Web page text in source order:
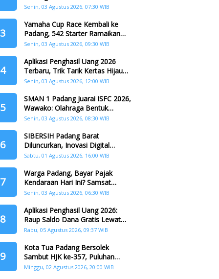
Padang
Senin, 03 Agustus 2026, 07:30 WIB
3
Yamaha Cup Race Kembali ke
Padang, 542 Starter Ramaikan
Seri II HJK ke-357
Senin, 03 Agustus 2026, 09:30 WIB
4
Aplikasi Penghasil Uang 2026
Terbaru, Trik Tarik Kertas Hijau
Crazy Food Tanpa Penggandaan
Senin, 03 Agustus 2026, 12:00 WIB
5
SMAN 1 Padang Juarai ISFC 2026,
Wawako: Olahraga Bentuk
Karakter Generasi Muda
Senin, 03 Agustus 2026, 08:30 WIB
6
SIBERSIH Padang Barat
Diluncurkan, Inovasi Digital
Perkuat Kolaborasi Warga dan
Sabtu, 01 Agustus 2026, 16:00 WIB
7
Warga Padang, Bayar Pajak
Kendaraan Hari Ini? Samsat
Keliling Hadir di Padang Barat dan
Senin, 03 Agustus 2026, 06:30 WIB
8
Aplikasi Penghasil Uang 2026:
Raup Saldo Dana Gratis Lewat
Nonton Drama, Ini Caranya!
Rabu, 05 Agustus 2026, 09:37 WIB
9
Kota Tua Padang Bersolek
Sambut HJK ke-357, Puluhan
Agenda Nasional dan
Minggu, 02 Agustus 2026, 20:00 WIB